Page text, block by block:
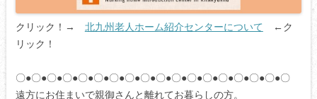
クリック！→ 北九州老人ホーム紹介センターについて ←ク
リック！
〇●〇●〇●〇●〇●〇●〇●〇●〇●〇●〇●〇●〇●〇●〇●〇●〇●〇
遠方にお住まいで親御さんと離れてお暮らしの方。